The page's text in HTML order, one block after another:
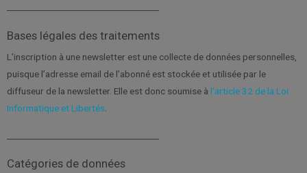
Bases légales des traitements
L’inscription à une newsletter est une collecte de données personnelles,
puisque l’adresse email de l’abonné est stockée et utilisée par le
diffuseur de la newsletter. Elle est donc soumise à l’article 32 de la Loi
Informatique et Libertés
Catégories de données